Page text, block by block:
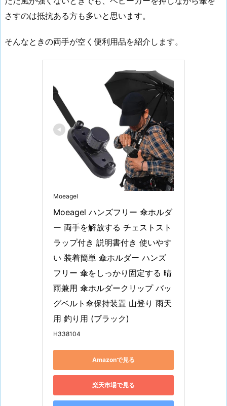
さすのは抵抗ある方も多いと思います。
そんなときの両手が空く便利用品を紹介します。
Moeagel
Moeagel ハンズフリー 傘ホルダ
ー 両手を解放する チェストスト
ラップ付き 説明書付き 使いやす
い 装着簡単 傘ホルダー ハンズ
フリー 傘をしっかり固定する 晴
雨兼用 傘ホルダークリップ バッ
グベルト傘保持装置 山登り 雨天
用 釣り用 (ブラック)
H338104
Amazonで見る
楽天市場で見る